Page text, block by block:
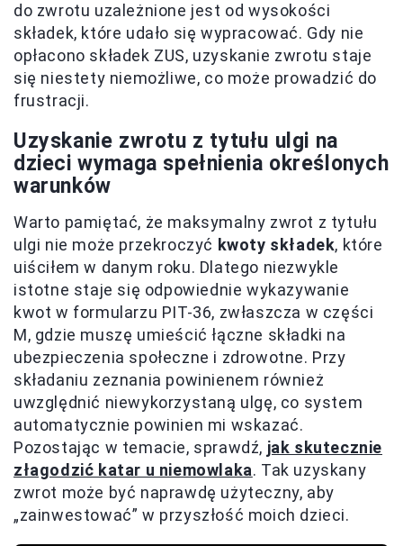
do zwrotu uzależnione jest od wysokości
składek, które udało się wypracować. Gdy nie
opłacono składek ZUS, uzyskanie zwrotu staje
się niestety niemożliwe, co może prowadzić do
frustracji.
Uzyskanie zwrotu z tytułu ulgi na
dzieci wymaga spełnienia określonych
warunków
Warto pamiętać, że maksymalny zwrot z tytułu
ulgi nie może przekroczyć kwoty składek, które
uiściłem w danym roku. Dlatego niezwykle
istotne staje się odpowiednie wykazywanie
kwot w formularzu PIT-36, zwłaszcza w części
M, gdzie muszę umieścić łączne składki na
ubezpieczenia społeczne i zdrowotne. Przy
składaniu zeznania powinienem również
uwzględnić niewykorzystaną ulgę, co system
automatycznie powinien mi wskazać.
Pozostając w temacie, sprawdź, jak skutecznie
złagodzić katar u niemowlaka. Tak uzyskany
zwrot może być naprawdę użyteczny, aby
„zainwestować” w przyszłość moich dzieci.